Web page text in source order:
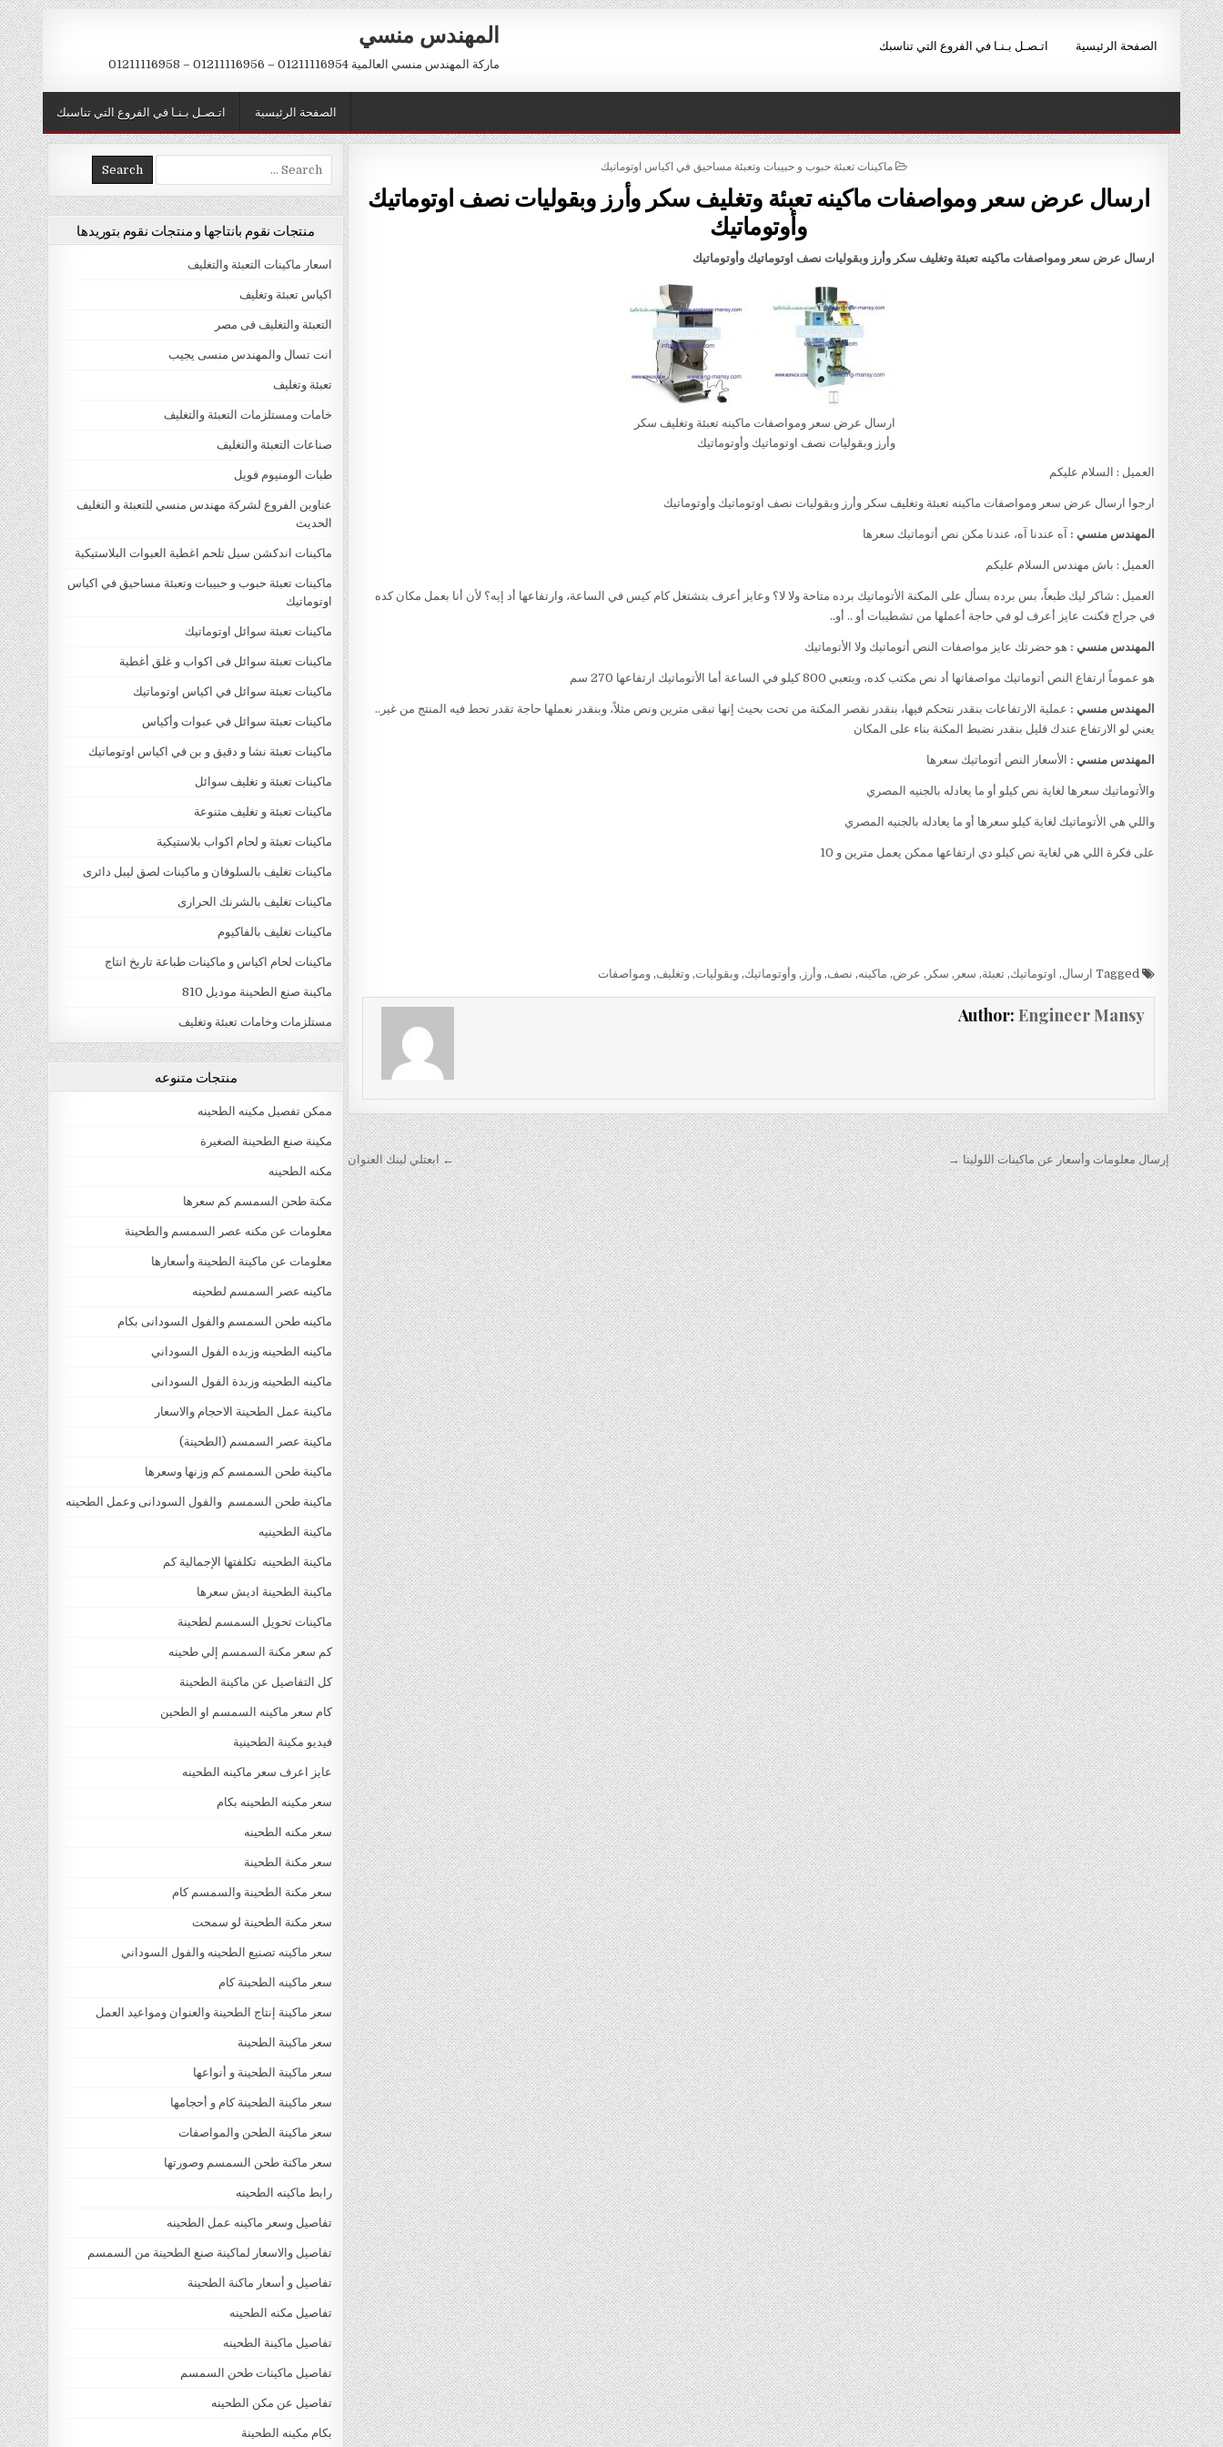
Skip
to
content
المهندس منسي
ماركة المهندس منسي العالمية 01211116954 – 01211116956 – 01211116958
اتـصـل بـنـا في الفروع التي تناسبك الصفحة الرئيسية
اتـصـل بـنـا في الفروع التي تناسبك الصفحة الرئيسية
POSTED
ماكينات تعبئة حبوب و حبيبات وتعبئة مساحيق في اكياس اوتوماتيك
ارسال عرض سعر ومواصفات ماكينه تعبئة وتغليف سكر وأرز وبقوليات نصف اوتوماتيك
وأوتوماتيك
ارسال عرض سعر ومواصفات ماكينه تعبئة وتغليف سكر وأرز وبقوليات نصف اوتوماتيك وأوتوماتيك
ارسال عرض سعر ومواصفات ماكينه تعبئة وتغليف سكر
وأرز وبقوليات نصف اوتوماتيك وأوتوماتيك
العميل : السلام عليكم
ارجوا ارسال عرض سعر ومواصفات ماكينه تعبئة وتغليف سكر وأرز وبقوليات نصف اوتوماتيك وأوتوماتيك
المهندس منسي : آه عندنا آه، عندنا مكن نص أتوماتيك سعرها
العميل : باش مهندس السلام عليكم
العميل : شاكر ليك طبعاً، بس برده بسأل على المكنة الأتوماتيك برده متاحة ولا لا؟ وعايز أعرف بتشتغل كام كيس في الساعة، وارتفاعها أد إيه؟ لأن أنا بعمل مكان كده
في جراج فكنت عايز أعرف لو في حاجة أعملها من تشطيبات أو .. أو..
المهندس منسي : هو حضرتك عايز مواصفات النص أتوماتيك ولا الأتوماتيك
هو عموماً ارتفاع النص أتوماتيك مواصفاتها أد نص مكتب كده، وبتعبي 800 كيلو في الساعة أما الأتوماتيك ارتفاعها 270 سم
المهندس منسي : عملية الارتفاعات بنقدر نتحكم فيها، بنقدر نقصر المكنة من تحت بحيث إنها تبقى مترين ونص مثلاً، وبنقدر نعملها حاجة تقدر تحط فيه المنتج من غير..
يعني لو الارتفاع عندك قليل بنقدر نضبط المكنة بناء على المكان
المهندس منسي : الأسعار النص أتوماتيك سعرها
والأتوماتيك سعرها لغاية نص كيلو أو ما يعادله بالجنيه المصري
واللي هي الأتوماتيك لغاية كيلو سعرها أو ما يعادله بالجنيه المصري
على فكرة اللي هي لغاية نص كيلو دي ارتفاعها ممكن يعمل مترين و 10
Tagged ارسال, اوتوماتيك,تعبئة, سعر , سكر , عرض, ماكينه, نصف,وأرز ,وأوتوماتيك,وبقوليات,وتغليف,ومواصفات
Author: Engineer Mansy
تصفّح
المقالات
← ابعتلي لينك العنوان إرسال معلومات وأسعار عن ماكينات اللوليتا →
Search
for:
منتجات نقوم بانتاجها و منتجات نقوم بتوريدها
اسعار ماكينات التعبئة والتغليف
اكياس تعبئة وتغليف
التعبئة والتغليف فى مصر
انت تسال والمهندس منسى يجيب
تعبئة وتغليف
خامات ومستلزمات التعبئة والتغليف
صناعات التعبئة والتغليف
طبات الومنيوم فويل
عناوين الفروع لشركة مهندس منسي للتعبئة و التغليف
الحديث
ماكينات اندكشن سيل تلحم اغطية العبوات البلاستيكية
ماكينات تعبئة حبوب و حبيبات وتعبئة مساحيق في اكياس
اوتوماتيك
ماكينات تعبئة سوائل اوتوماتيك
ماكينات تعبئة سوائل فى اكواب و غلق أغطية
ماكينات تعبئة سوائل في اكياس اوتوماتيك
ماكينات تعبئة سوائل في عبوات وأكياس
ماكينات تعبئة نشا و دقيق و بن في اكياس اوتوماتيك
ماكينات تعبئة و تغليف سوائل
ماكينات تعبئة و تغليف متنوعة
ماكينات تعبئة و لحام اكواب بلاستيكية
ماكينات تغليف بالسلوفان و ماكينات لصق ليبل دائرى
ماكينات تغليف بالشرنك الحرارى
ماكينات تغليف بالفاكيوم
ماكينات لحام اكياس و ماكينات طباعة تاريخ انتاج
ماكينة صنع الطحينة موديل 810
مستلزمات وخامات تعبئة وتغليف
منتجات متنوعه
ممكن تفصيل مكينه الطحينه
مكينة صنع الطحينة الصغيرة
مكنه الطحينه
مكنة طحن السمسم كم سعرها
معلومات عن مكنه عصر السمسم والطحينة
معلومات عن ماكينة الطحينة وأسعارها
ماكينه عصر السمسم لطحينه
ماكينه طحن السمسم والفول السودانى بكام
ماكينه الطحينه وزبده الفول السوداني
ماكينه الطحينه وزبدة الفول السودانى
ماكينة عمل الطحينة الاحجام والاسعار
ماكينة عصر السمسم (الطحينة)
ماكينة طحن السمسم كم وزنها وسعرها
ماكينة طحن السمسم والفول السودانى وعمل الطحينه
ماكينة الطحينيه
ماكينة الطحينه تكلفتها الإجمالية كم
ماكينة الطحينة اديش سعرها
ماكينات تحويل السمسم لطحينة
كم سعر مكنة السمسم إلي طحينه
كل التفاصيل عن ماكينة الطحينة
كام سعر ماكينه السمسم او الطحين
فيديو مكينة الطحينية
عايز اعرف سعر ماكينه الطحينه
سعر مكينه الطحينه بكام
سعر مكنه الطحينه
سعر مكنة الطحينة
سعر مكنة الطحينة والسمسم كام
سعر مكنة الطحينة لو سمحت
سعر ماكينه تصنيع الطحينه والفول السوداني
سعر ماكينه الطحينة كام
سعر ماكينة إنتاج الطحينة والعنوان ومواعيد العمل
سعر ماكينة الطحينة
سعر ماكينة الطحينة و أنواعها
سعر ماكينة الطحينة كام و أحجامها
سعر ماكينة الطحن والمواصفات
سعر ماكنة طحن السمسم وصورتها
رابط ماكينه الطحينه
تفاصيل وسعر ماكينه عمل الطحينه
تفاصيل والاسعار لماكينة صنع الطحينة من السمسم
تفاصيل و أسعار ماكنة الطحينة
تفاصيل مكنه الطحينه
تفاصيل ماكينة الطحينه
تفاصيل ماكينات طحن السمسم
تفاصيل عن مكن الطحينه
بكام مكينه الطحينة